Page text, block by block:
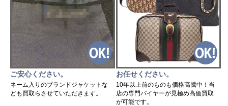
ご安心ください。
ネーム入りのブランドジャケットな
ども買取らさせていただきます。
お任せください。
10年以上前のものも価格高騰中！当
店の専門バイヤーが見極め高価買取
が可能です。